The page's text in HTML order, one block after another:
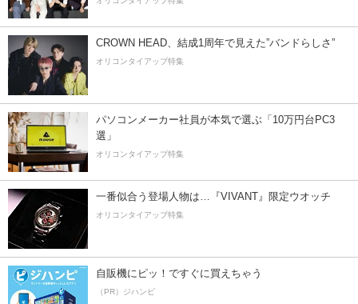
CROWN HEAD、結成1周年で見えた”バンドらしさ”
オリコンタイアップ特集
パソコンメーカー社員が本気で選ぶ「10万円台PC3
選」
オリコンタイアップ特集
一番似合う登場人物は…『VIVANT』限定ウオッチ
オリコンタイアップ特集
自販機にピッ！ですぐに買えちゃう
（PR）ジハンピ